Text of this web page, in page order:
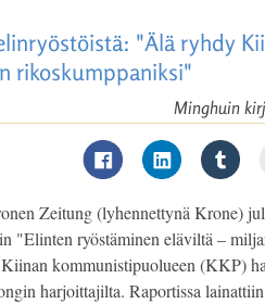
"Älä ryhdy
rikoskumppaniksi"
Minghuin
Zeitung (lyhennettynä Krone)
"Elinten ryöstäminen eläviltä –
kommunistipuolueen (KKP)
harjoittajilta. Raportissa